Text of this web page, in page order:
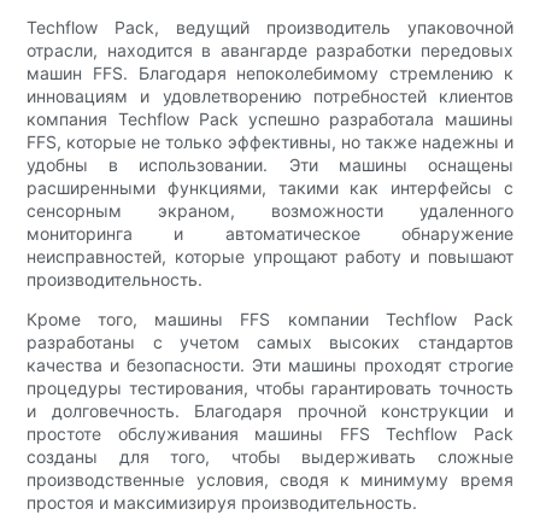
Techflow Pack, ведущий производитель упаковочной
отрасли, находится в авангарде разработки передовых
машин FFS. Благодаря непоколебимому стремлению к
инновациям и удовлетворению потребностей клиентов
компания Techflow Pack успешно разработала машины
FFS, которые не только эффективны, но также надежны и
удобны в использовании. Эти машины оснащены
расширенными функциями, такими как интерфейсы с
сенсорным экраном, возможности удаленного
мониторинга и автоматическое обнаружение
неисправностей, которые упрощают работу и повышают
производительность.
Кроме того, машины FFS компании Techflow Pack
разработаны с учетом самых высоких стандартов
качества и безопасности. Эти машины проходят строгие
процедуры тестирования, чтобы гарантировать точность
и долговечность. Благодаря прочной конструкции и
простоте обслуживания машины FFS Techflow Pack
созданы для того, чтобы выдерживать сложные
производственные условия, сводя к минимуму время
простоя и максимизируя производительность.